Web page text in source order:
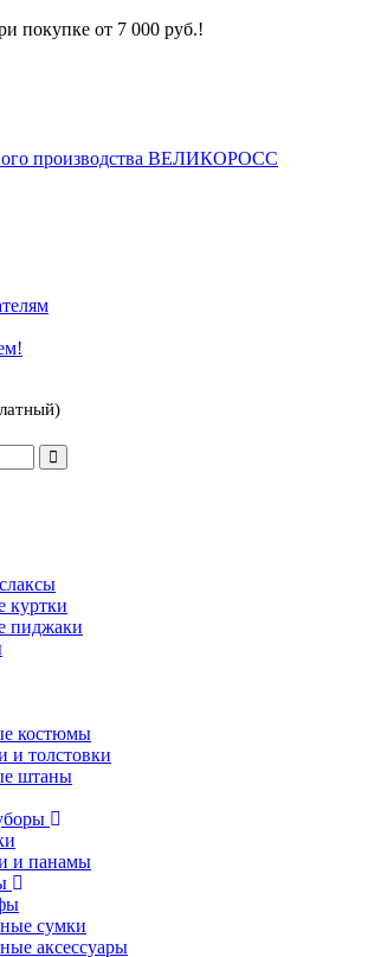
покупке от 7 000 руб.!
куртки
пиджаки
костюмы
толстовки
штаны
и панамы
сумки
аксессуары